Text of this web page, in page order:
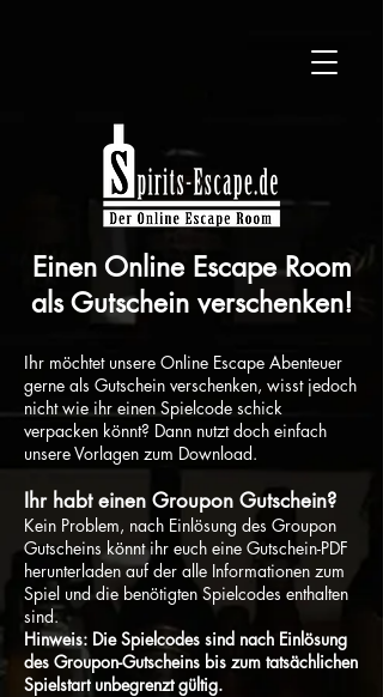
Einen Online Escape Room
als Gutschein verschenken!
Ihr möchtet unsere Online Escape Abenteuer
gerne als Gutschein verschenken, wisst jedoch
nicht wie ihr einen Spielcode schick
verpacken könnt? Dann nutzt doch einfach
unsere Vorlagen zum Download.
Ihr habteinen Groupon Gutschein?
Kein Problem, nach Einlösung des Groupon
Gutscheins könnt ihr euch eine Gutschein-PDF
herunterladen auf der alle Informationen zum
Spiel und die benötigten Spielcodes enthalten
sind.
Hinweis: Die Spielcodes sind nach Einlösung
des Groupon-Gutscheins bis zum tatsächlichen
Spielstart unbegrenzt gültig.